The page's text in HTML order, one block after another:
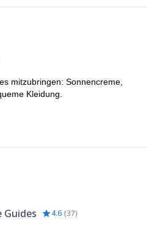
mitzubringen: Sonnencreme,
Kleidung.
Guides 4.6 (37)